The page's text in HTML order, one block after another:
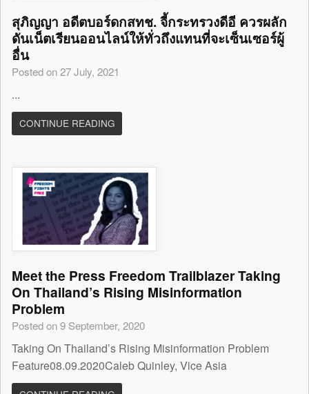
สุภิญญา อดีตบอร์ดกสทช. จี้กระทรวงดีอี ควรผลัก
ดันเน็ตเรียนออนไลน์ให้ทั่วถึงแทนที่จะเซ็นเซอร์ผู้
อื่น
Posted on 27 July, 2021
...
CONTINUE READING
Meet the Press Freedom Trailblazer Taking
On Thailand’s Rising Misinformation
Problem
Posted on 9 September, 2020
Taking On Thailand’s Rising Misinformation Problem
Feature08.09.2020Caleb Quinley, Vice Asia